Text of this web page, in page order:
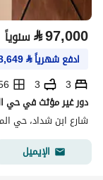
⃁97,000 سنوياً
ادفع شهرياً⃁
3
3
دور غير مؤثث في حي
شارع ابن شداد، حي
الإيميل